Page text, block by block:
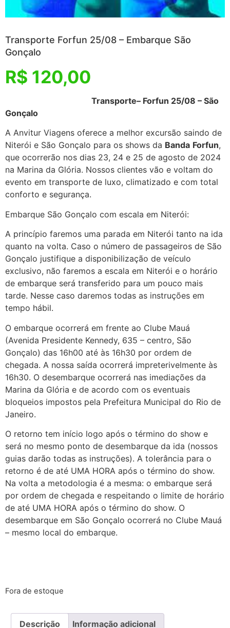
Transporte Forfun 25/08 – Embarque São
Gonçalo
R$ 120,00
Transporte– Forfun 25/08 – São
Gonçalo
A Anvitur Viagens oferece a melhor excursão saindo de
Niterói e São Gonçalo para os shows da Banda Forfun,
que ocorrerão nos dias 23, 24 e 25 de agosto de 2024
na Marina da Glória. Nossos clientes vão e voltam do
evento em transporte de luxo, climatizado e com total
conforto e segurança.
Embarque São Gonçalo com escala em Niterói:
A princípio faremos uma parada em Niterói tanto na ida
quanto na volta. Caso o número de passageiros de São
Gonçalo justifique a disponibilização de veículo
exclusivo, não faremos a escala em Niterói e o horário
de embarque será transferido para um pouco mais
tarde. Nesse caso daremos todas as instruções em
tempo hábil.
O embarque ocorrerá em frente ao Clube Mauá
(Avenida Presidente Kennedy, 635 – centro, São
Gonçalo) das 16h00 até às 16h30 por ordem de
chegada. A nossa saída ocorrerá impreterivelmente às
16h30. O desembarque ocorrerá nas imediações da
Marina da Glória e de acordo com os eventuais
bloqueios impostos pela Prefeitura Municipal do Rio de
Janeiro.
O retorno tem início logo após o término do show e
será no mesmo ponto de desembarque da ida (nossos
guias darão todas as instruções). A tolerância para o
retorno é de até UMA HORA após o término do show.
Na volta a metodologia é a mesma: o embarque será
por ordem de chegada e respeitando o limite de horário
de até UMA HORA após o término do show. O
desembarque em São Gonçalo ocorrerá no Clube Mauá
– mesmo local do embarque.
Fora de estoque
Descrição Informação adicional